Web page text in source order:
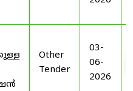
Other
Tender
03-
06-
2026